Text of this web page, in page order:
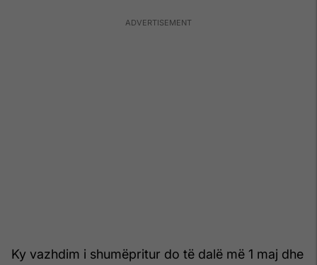
Ky vazhdim i shumëpritur do të dalë më 1 maj dhe